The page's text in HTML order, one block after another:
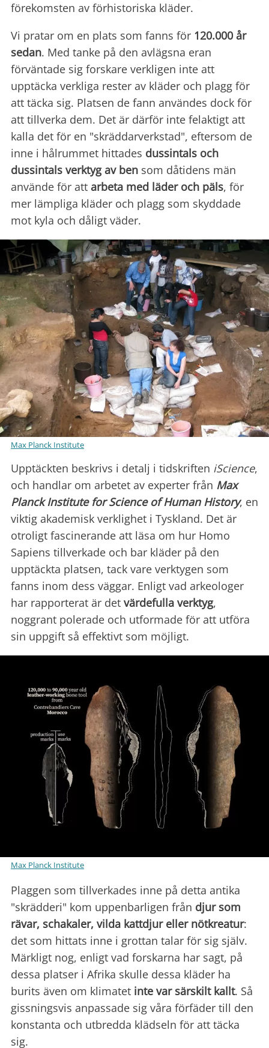
förekomsten av förhistoriska kläder.
Vi pratar om en plats som fanns för 120.000 år
sedan. Med tanke på den avlägsna eran
förväntade sig forskare verkligen inte att
upptäcka verkliga rester av kläder och plagg för
att täcka sig. Platsen de fann användes dock för
att tillverka dem. Det är därför inte felaktigt att
kalla det för en "skräddarverkstad", eftersom de
inne i hålrummet hittades dussintals och
dussintals verktyg av ben som dåtidens män
använde för att arbeta med läder och päls, för
mer lämpliga kläder och plagg som skyddade
mot kyla och dåligt väder.
Max Planck Institute
Upptäckten beskrivs i detalj i tidskriften iScience,
och handlar om arbetet av experter från Max
Planck Institute for Science of Human History, en
viktig akademisk verklighet i Tyskland. Det är
otroligt fascinerande att läsa om hur Homo
Sapiens tillverkade och bar kläder på den
upptäckta platsen, tack vare verktygen som
fanns inom dess väggar. Enligt vad arkeologer
har rapporterat är det värdefulla verktyg,
noggrant polerade och utformade för att utföra
sin uppgift så effektivt som möjligt.
Max Planck Institute
Plaggen som tillverkades inne på detta antika
"skrädderi" kom uppenbarligen från djur som
rävar, schakaler, vilda kattdjur eller nötkreatur:
det som hittats inne i grottan talar för sig själv.
Märkligt nog, enligt vad forskarna har sagt, på
dessa platser i Afrika skulle dessa kläder ha
burits även om klimatet inte var särskilt kallt. Så
gissningsvis anpassade sig våra förfäder till den
konstanta och utbredda klädseln för att täcka
sig.